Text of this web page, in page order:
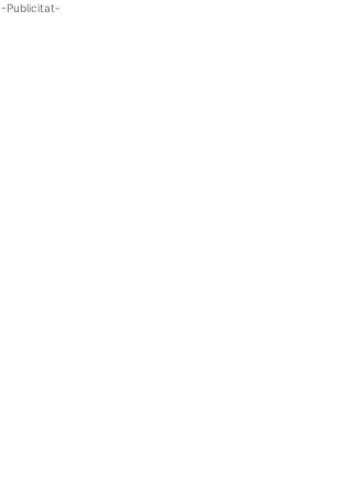
-Publicitat-